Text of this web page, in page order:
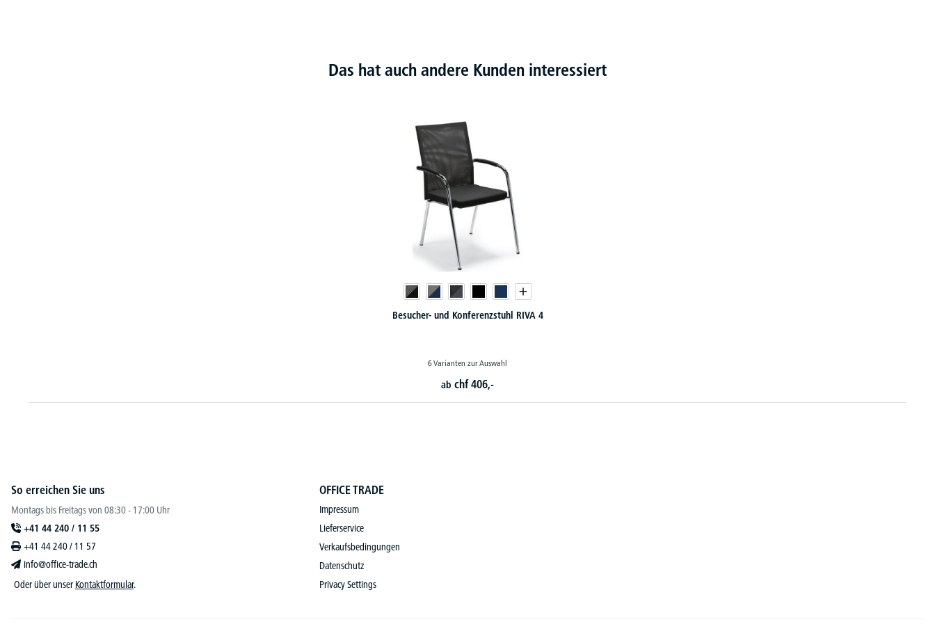
Das hat auch andere Kunden interessiert
So erreichen Sie uns
Montags bis Freitags von 08:30 - 17:00 Uhr
+41 44 240 / 11 55
+41 44 240 / 11 57
info@office-trade.ch
Oder über unser Kontaktformular.
OFFICE TRADE
Impressum
Lieferservice
Verkaufsbedingungen
Datenschutz
Privacy Settings